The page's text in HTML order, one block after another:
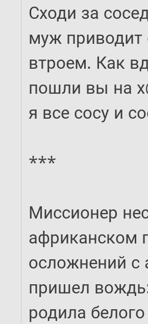
Сходи за
муж
втроем. Как
пошли вы на
я все сосу и
***
Миссионер
африканском
осложнений
пришел
родила